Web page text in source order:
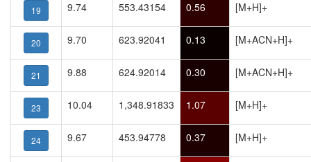
19 9.74 553.43154 0.56 [M+H]+
20 9.70 623.92041 0.13 [M+ACN+H]+
21 9.88 624.92014 0.30 [M+ACN+H]+
23 10.04 1,348.91833 1.07 [M+H]+
24 9.67 453.94778 0.37 [M+H]+